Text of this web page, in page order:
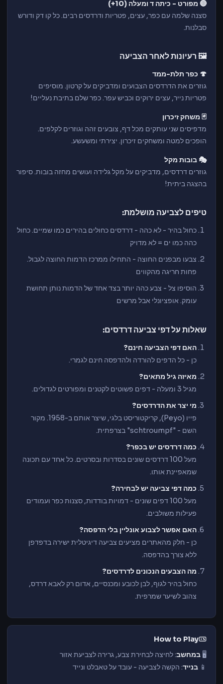
🔴 מפורט - כיתה ד ומעלה (10+)
סצנה שלמה עם כפר, עצים, פטריות ודרדסים רבים. כל קו דק ודורש
סבלנות.
🖼️ רעיונות לאחר הצביעה
🍄 כפר תלת-ממד
גוזרים את הדרדסים הצבועים ומדביקים על קרטון. מוסיפים
פטריות נייר, עצים ירוקים וכביש עפר. כפר שלם בתיבת נעליים!
🃏 משחק זיכרון
מדפיסים שני עותקים מכל דף, צובעים זהה וגוזרים לקלפים.
הופכים למטה ומשחקים זיכרון. יצירתי ומשעשע.
🎭 בובות מקל
גוזרים דרדסים, מדביקים על מקל גלידה ועושים מחזה בובות. סיפור
בהצגה ביתית!
טיפים לצביעה מושלמת:
כחול בהיר - לא כהה - דרדסים כחולים בהירים כמו שמיים. כחול
כהה כמו ים = לא מדויק
צבעו מבפנים החוצה - התחילו ממרכז הדמות החוצה לגבול.
פחות חריגה מהקווים
הוסיפו צל - צבע כהה יותר בצד אחד של הדמות נותן תחושת
עומק. אופציונלי אבל מרשים
שאלות על דפי צביעה דרדסים:
האם דפי הצביעה חינם?
כן - כל הדפים להורדה ולהדפסה חינם לגמרי.
מאיזה גיל מתאים?
מגיל 3 ומעלה - דפים פשוטים לקטנים ומפורטים לגדולים.
מי יצר את הדרדסים?
פייו (Peyo), קריקטוריסט בלגי, שיצר אותם ב-1958. מקור
השם - "schtroumpf" בצרפתית.
כמה דרדסים יש בכפר?
מעל 100 דרדסים שונים בסדרות ובסרטים. כל אחד עם תכונה
שמאפיינת אותו.
כמה דפי צביעה יש לבחירה?
מעל 100 דפים שונים - דמויות בודדות, סצנות כפר ועמודים
פעילות משולבים.
האם אפשר לצבוע אונליין בלי הדפסה?
כן - חלק מהאתרים מציעים צביעה דיגיטלית ישירה בדפדפן
ללא צורך בהדפסה.
מה הצבעים הנכונים לדרדסים?
כחול בהיר לגוף, לבן לכובע ומכנסיים, אדום רק לאבא דרדס,
צהוב לשיער שמרפית.
How to Play
🖥️ במחשב: לחיצה לבחירת צבע, גרירה לצביעת אזור
📱 בנייד: הקשה לצביעה - עובד על טאבלט ונייד